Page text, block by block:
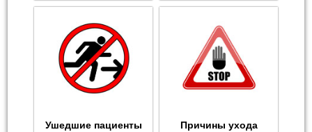
Ушедшие пациенты Причины ухода